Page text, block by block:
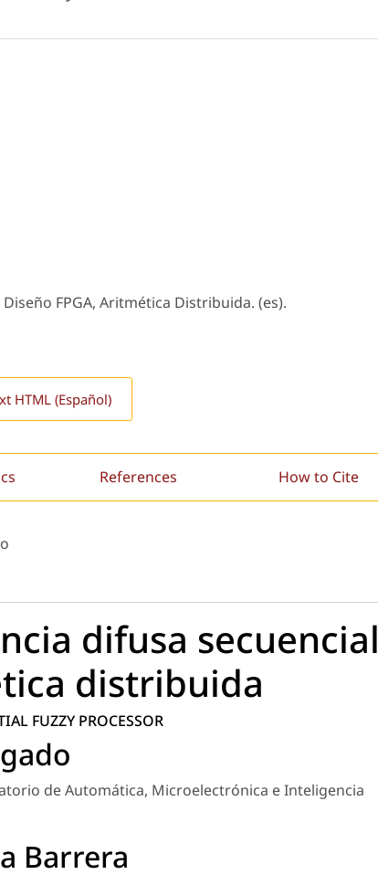
FPGA, Aritmética Distribuida. (es).
HTML (Español)
References How to Cite
difusa secuencial
distribuida
FUZZY PROCESSOR
de Automática, Microelectrónica e Inteligencia
Barrera